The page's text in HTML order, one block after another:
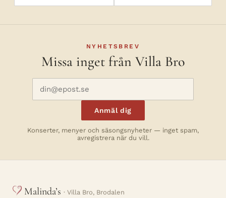
NYHETSBREV
Missa inget från Villa Bro
Anmäl dig
Konserter, menyer och säsongsnyheter — inget spam,
avregistrera när du vill.
Malinda’s · Villa Bro, Brodalen